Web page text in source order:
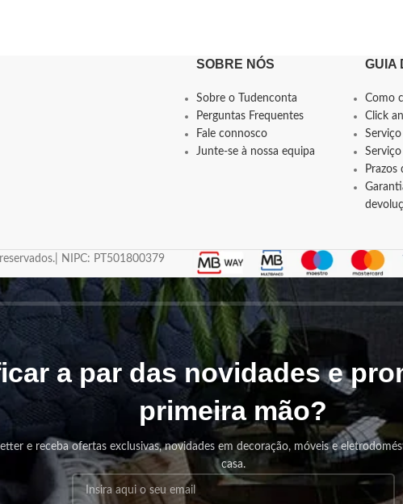
SOBRE NÓS
Sobre o Tudenconta
Perguntas Frequentes
Fale connosco
Junte-se à nossa equipa
GUIA
Como
Click
Prazos
NIPC: PT501800379
a par das novidades e
primeira mão?
e receba ofertas exclusivas, novidades em decoração, móveis e
casa.